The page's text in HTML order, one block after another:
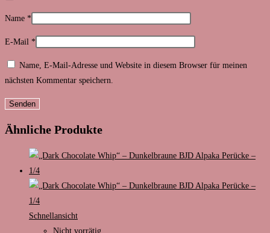
Name *
E-Mail *
Name, E-Mail-Adresse und Website in diesem Browser für meinen
nächsten Kommentar speichern.
Ähnliche Produkte
Schnellansicht
Nicht vorrätig